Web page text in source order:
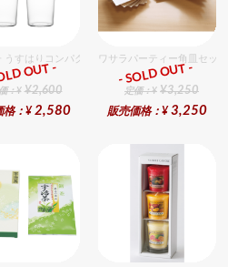
うすはりコンパクト260cc ゾンビグラスギフト
ギフト
：¥ ¥2,600
格：¥ 2,580
OUT -
ワサラパーティー角皿セッ
ギフト
定価：¥ ¥3,250
販売価格：¥ 3,250
- SOLD OUT -